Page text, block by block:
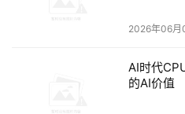
WDM聚合，一根主干光
满"，在独享万兆到接入
2026年06
AI时代
的AI价值